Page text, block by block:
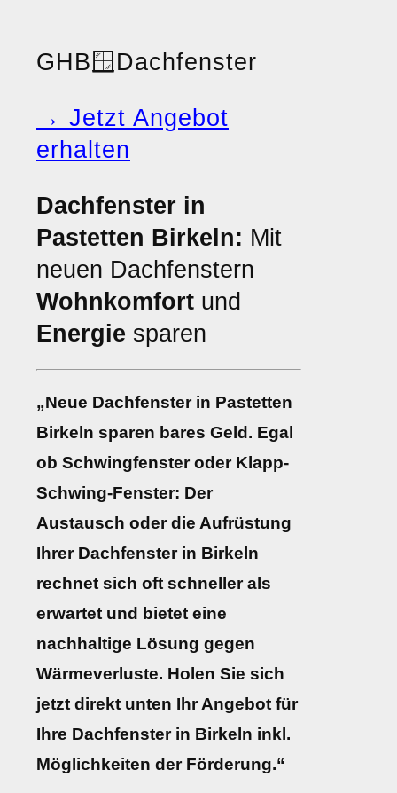
GHB 🪟 Dachfenster
→ Jetzt Angebot
erhalten
Dachfenster in
Pastetten Birkeln: Mit
neuen Dachfenstern
Wohnkomfort und
Energie sparen
„Neue Dachfenster in Pastetten
Birkeln sparen bares Geld. Egal
ob Schwingfenster oder Klapp-
Schwing-Fenster: Der
Austausch oder die Aufrüstung
Ihrer Dachfenster in Birkeln
rechnet sich oft schneller als
erwartet und bietet eine
nachhaltige Lösung gegen
Wärmeverluste. Holen Sie sich
jetzt direkt unten Ihr Angebot für
Ihre Dachfenster in Birkeln inkl.
Möglichkeiten der Förderung.“